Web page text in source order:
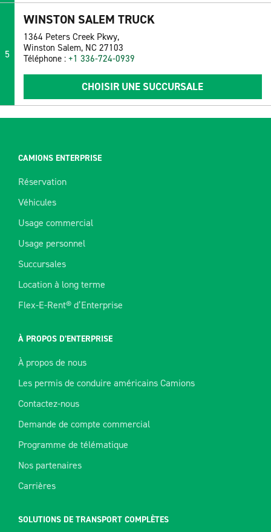
5
WINSTON SALEM TRUCK
1364 Peters Creek Pkwy,
Winston Salem, NC 27103
Téléphone : +1 336-724-0939
CHOISIR UNE SUCCURSALE
CAMIONS ENTERPRISE
Réservation
Véhicules
Usage commercial
Usage personnel
Succursales
Location à long terme
Flex-E-Rent® d’Enterprise
À PROPOS D’ENTERPRISE
À propos de nous
Les permis de conduire américains Camions
Contactez-nous
Demande de compte commercial
Programme de télématique
Nos partenaires
Carrières
SOLUTIONS DE TRANSPORT COMPLÈTES